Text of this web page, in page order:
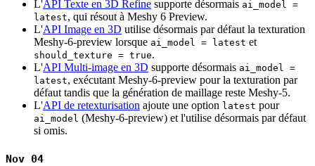
L'API Texte en 3D Refine supporte désormais ai_model =
latest, qui résout à Meshy 6 Preview.
L'API Image en 3D utilise désormais par défaut la texturation
Meshy-6-preview lorsque ai_model = latest et
should_texture = true.
L'API Multi-image en 3D supporte désormais ai_model =
latest, exécutant Meshy-6-preview pour la texturation par
défaut tandis que la génération de maillage reste Meshy-5.
L'API de retexturisation ajoute une option latest pour
ai_model (Meshy-6-preview) et l'utilise désormais par défaut
si omis.
Nov 04